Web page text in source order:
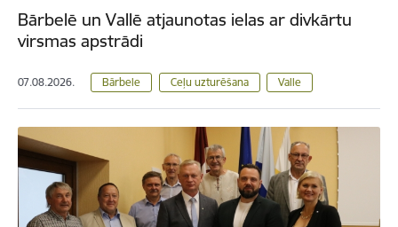
Bārbelē un Vallē atjaunotas ielas ar divkārtu
virsmas apstrādi
07.08.2026. Bārbele Ceļu uzturēšana Valle